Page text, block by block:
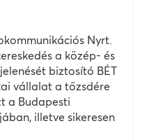
Nyrt.
a közép- és
biztosító BÉT
vállalat a tőzsdére
a Budapesti
illetve sikeresen